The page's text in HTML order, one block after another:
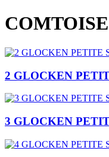
2 GLOCKEN
3 GLOCKEN